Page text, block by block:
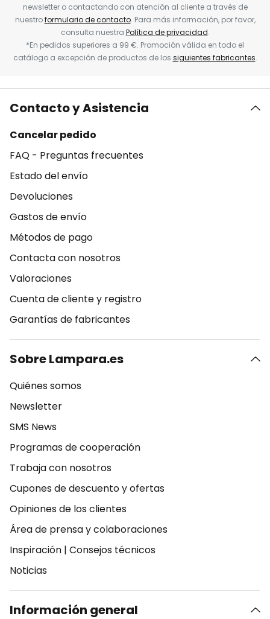
newsletter o contactando con atención al cliente a través de
nuestroformulario de contacto. Para más información, por favor,
consulta nuestra Política de privacidad.
*En pedidos superiores a 99 €. Promoción válida en todo el
catálogo a excepción de productos de los siguientes fabricantes.
Contacto y Asistencia
Cancelar pedido
FAQ - Preguntas frecuentes
Estado del envío
Devoluciones
Gastos de envío
Métodos de pago
Contacta con nosotros
Valoraciones
Cuenta de cliente y registro
Garantías de fabricantes
Sobre Lampara.es
Quiénes somos
Newsletter
SMS News
Programas de cooperación
Trabaja con nosotros
Cupones de descuento y ofertas
Opiniones de los clientes
Área de prensa y colaboraciones
Inspiración | Consejos técnicos
Noticias
Información general